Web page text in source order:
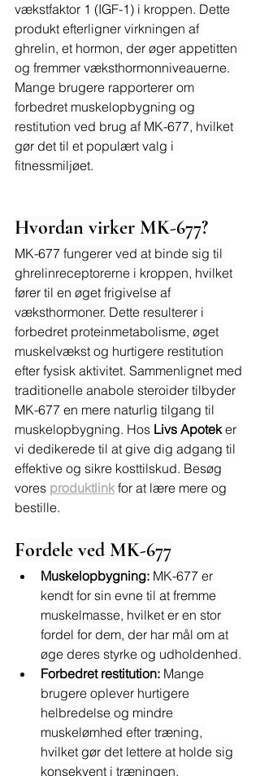
vækstfaktor 1 (IGF-1) i kroppen. Dette
produkt efterligner virkningen af
ghrelin, et hormon, der øger appetitten
og fremmer væksthormonniveauerne.
Mange brugere rapporterer om
forbedret muskelopbygning og
restitution ved brug af MK-677, hvilket
gør det til et populært valg i
fitnessmiljøet.
Hvordan virker MK-677?
MK-677 fungerer ved at binde sig til
ghrelinreceptorerne i kroppen, hvilket
fører til en øget frigivelse af
væksthormoner. Dette resulterer i
forbedret proteinmetabolisme, øget
muskelvækst og hurtigere restitution
efter fysisk aktivitet. Sammenlignet med
traditionelle anabole steroider tilbyder
MK-677 en mere naturlig tilgang til
muskelopbygning. Hos Livs Apotek er
vi dedikerede til at give dig adgang til
effektive og sikre kosttilskud. Besøg
vores produktlink for at lære mere og
bestille.
Fordele ved MK-677
Muskelopbygning: MK-677 er
kendt for sin evne til at fremme
muskelmasse, hvilket er en stor
fordel for dem, der har mål om at
øge deres styrke og udholdenhed.
Forbedret restitution: Mange
brugere oplever hurtigere
helbredelse og mindre
muskelømhed efter træning,
hvilket gør det lettere at holde sig
konsekvent i træningen.